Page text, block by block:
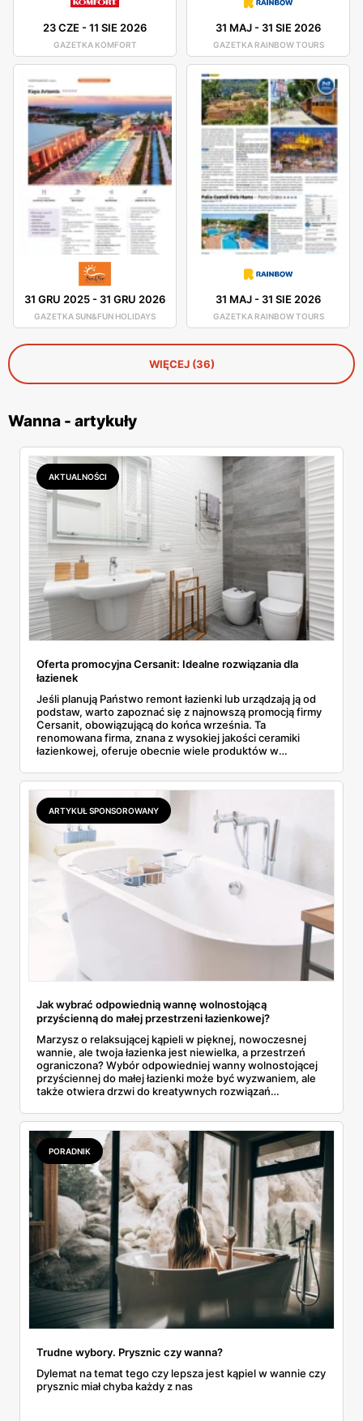
23 CZE -11 SIE 2026
GAZETKA KOMFORT
31 MAJ- 31 SIE 2026
GAZETKA RAINBOW TOURS
31 GRU 2025- 31 GRU 2026
GAZETKA SUN&FUN HOLIDAYS
31 MAJ- 31 SIE 2026
GAZETKA RAINBOW TOURS
WIĘCEJ (36)
Wanna - artykuły
AKTUALNOŚCI
Oferta promocyjna Cersanit: Idealne rozwiązania dla
łazienek
Jeśli planują Państwo remont łazienki lub urządzają ją od
podstaw, warto zapoznać się z najnowszą promocją firmy
Cersanit, obowiązującą do końca września. Ta
renomowana firma, znana z wysokiej jakości ceramiki
łazienkowej, oferuje obecnie wiele produktów w
Państwo wszystko, co niezbędne do stworzenia
nowoczesnej, funkcjonalnej łazienki - od płytek, przez
umywalki i wanny, aż po zestawy podtynkowe i spłuczki.
Poniżej przedstawiamy szczegóły kilku najciekawszych
propozycji.
ARTYKUŁ SPONSOROWANY
Jak wybrać odpowiednią wannę wolnostojącą
przyścienną do małej przestrzeni łazienkowej?
Marzysz o relaksującej kąpieli w pięknej, nowoczesnej
wannie, ale twoja łazienka jest niewielka, a przestrzeń
ograniczona? Wybór odpowiedniej wanny wolnostojącej
przyściennej do małej łazienki może być wyzwaniem, ale
także otwiera drzwi do kreatywnych rozwiązań
przestrzeniach możemy odkryć potencjał i stworzyć
miejsce pełne uroku i funkcjonalności. Sprawdź jak
wybrać idealną wannę, zaspokajającą Twoje potrzeby,
jednocześnie optymalizując dostępną przestrzeń.
PORADNIK
Trudne wybory. Prysznic czy wanna?
Dylemat na temat tego czy lepsza jest kąpiel w wannie czy
prysznic miał chyba każdy z nas